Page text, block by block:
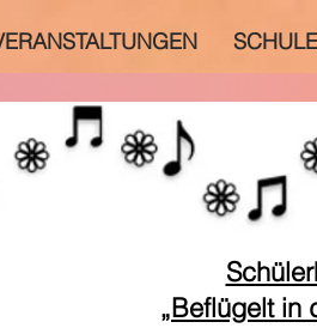
SCHULE
„Beflügelt in